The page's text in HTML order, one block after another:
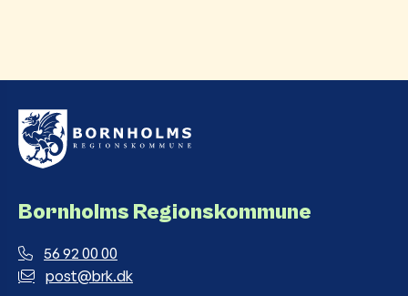
Bornholms Regionskommune
56 92 00 00
post@brk.dk